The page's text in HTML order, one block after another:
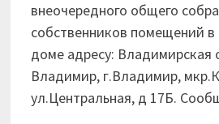
внеочередного общего
собственников помещений
доме адресу: Владимирская
Владимир, г.Владимир,
ул.Центральная, д 17Б.